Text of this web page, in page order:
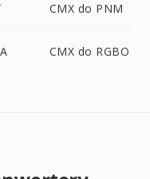
CMX do PNM
CMX do RGBO